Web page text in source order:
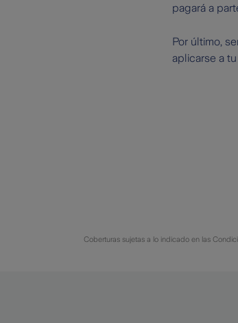
pagará a
Por último,
aplicarse a
Coberturas sujetas a lo indicado en las